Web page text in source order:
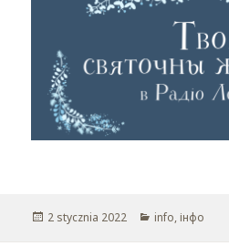
Opublikowano
2 stycznia 2022 Kategorie
info, інфо